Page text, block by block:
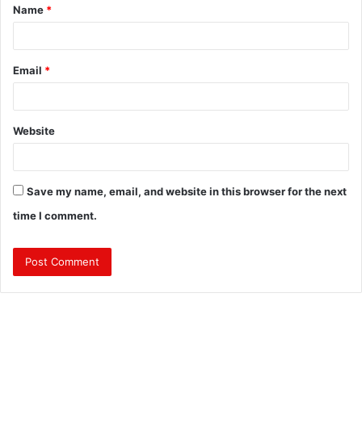
*
Name *
Email *
Website
Save my name, email, and website in this browser for the next
time I comment.